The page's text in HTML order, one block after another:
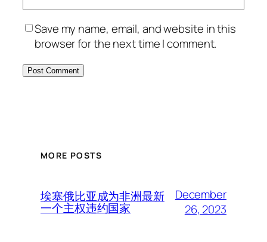
Save my name, email, and website in this
browser for the next time I comment.
MORE POSTS
埃塞俄比亚成为非洲最新
一个主权违约国家
December
26, 2023